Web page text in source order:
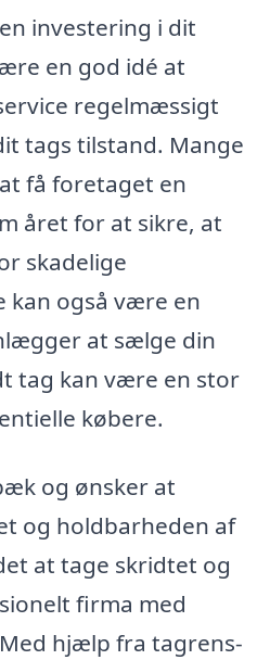
investering i dit
en god idé at
regelmæssigt
tags tilstand. Mange
få foretaget en
året for at sikre, at
skadelige
kan også være en
at sælge din
tag kan være en stor
købere.
og ønsker at
og holdbarheden af
at tage skridtet og
firma med
hjælp fra tagrens-